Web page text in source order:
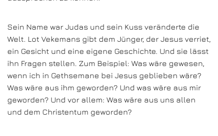
Sein Name war Judas und sein Kuss veränderte die
Welt. Lot Vekemans gibt dem Jünger, der Jesus verriet,
ein Gesicht und eine eigene Geschichte. Und sie lässt
ihn Fragen stellen. Zum Beispiel: Was wäre gewesen,
wenn ich in Gethsemane bei Jesus geblieben wäre?
Was wäre aus ihm geworden? Und was wäre aus mir
geworden? Und vor allem: Was wäre aus uns allen
und dem Christentum geworden?